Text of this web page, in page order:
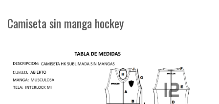
Camiseta sin manga hockey